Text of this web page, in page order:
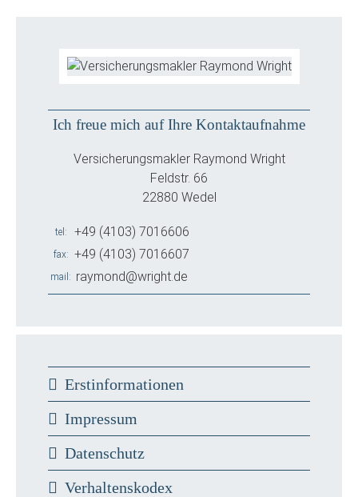
Ich freue mich auf Ihre Kontaktaufnahme
Versicherungsmakler Raymond Wright
Feldstr. 66
22880 Wedel
tel +49 (4103) 7016606
fax +49 (4103) 7016607
mail raymond@wright.de
Erstinformationen
Impressum
Datenschutz
Verhaltenskodex